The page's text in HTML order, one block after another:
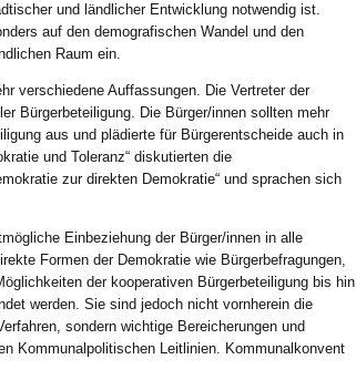
und ländlicher Entwicklung notwendig ist.
auf den demografischen Wandel und den
Raum ein.
verschiedene Auffassungen. Die Vertreter der
Bürgerbeteiligung. Die Bürger/innen sollten mehr
aus und plädierte für Bürgerentscheide auch in
und Toleranz“ diskutierten die
zur direkten Demokratie“ und sprachen sich
Einbeziehung der Bürger/innen in alle
Formen der Demokratie wie Bürgerbefragungen,
der kooperativen Bürgerbeteiligung bis hin
werden. Sie sind jedoch nicht vornherein die
sondern wichtige Bereicherungen und
Kommunalpolitischen Leitlinien. Kommunalkonvent